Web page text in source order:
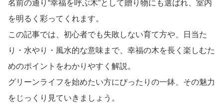
名前の通り“幸福を呼ぶ木”として贈り物にも選ばれ、室内
を明るく彩ってくれます。
この記事では、初心者でも失敗しない育て方や、日当た
り・水やり・風水的な意味まで、幸福の木を長く楽しむた
めのポイントをわかりやすく解説。
グリーンライフを始めたい方にぴったりの一鉢、その魅力
をじっくり見ていきましょう。